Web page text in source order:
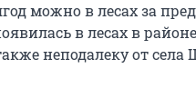
можно в лесах за
в лесах в
неподалеку от села